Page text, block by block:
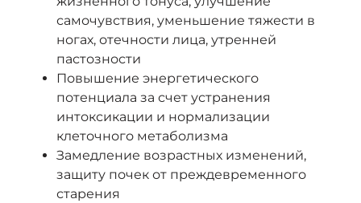
самочувствия, уменьшение тяжести в
ногах, отечности лица, утренней
пастозности
Повышение энергетического
потенциала за счет устранения
интоксикации и нормализации
клеточного метаболизма
Замедление возрастных изменений,
защиту почек от преждевременного
старения